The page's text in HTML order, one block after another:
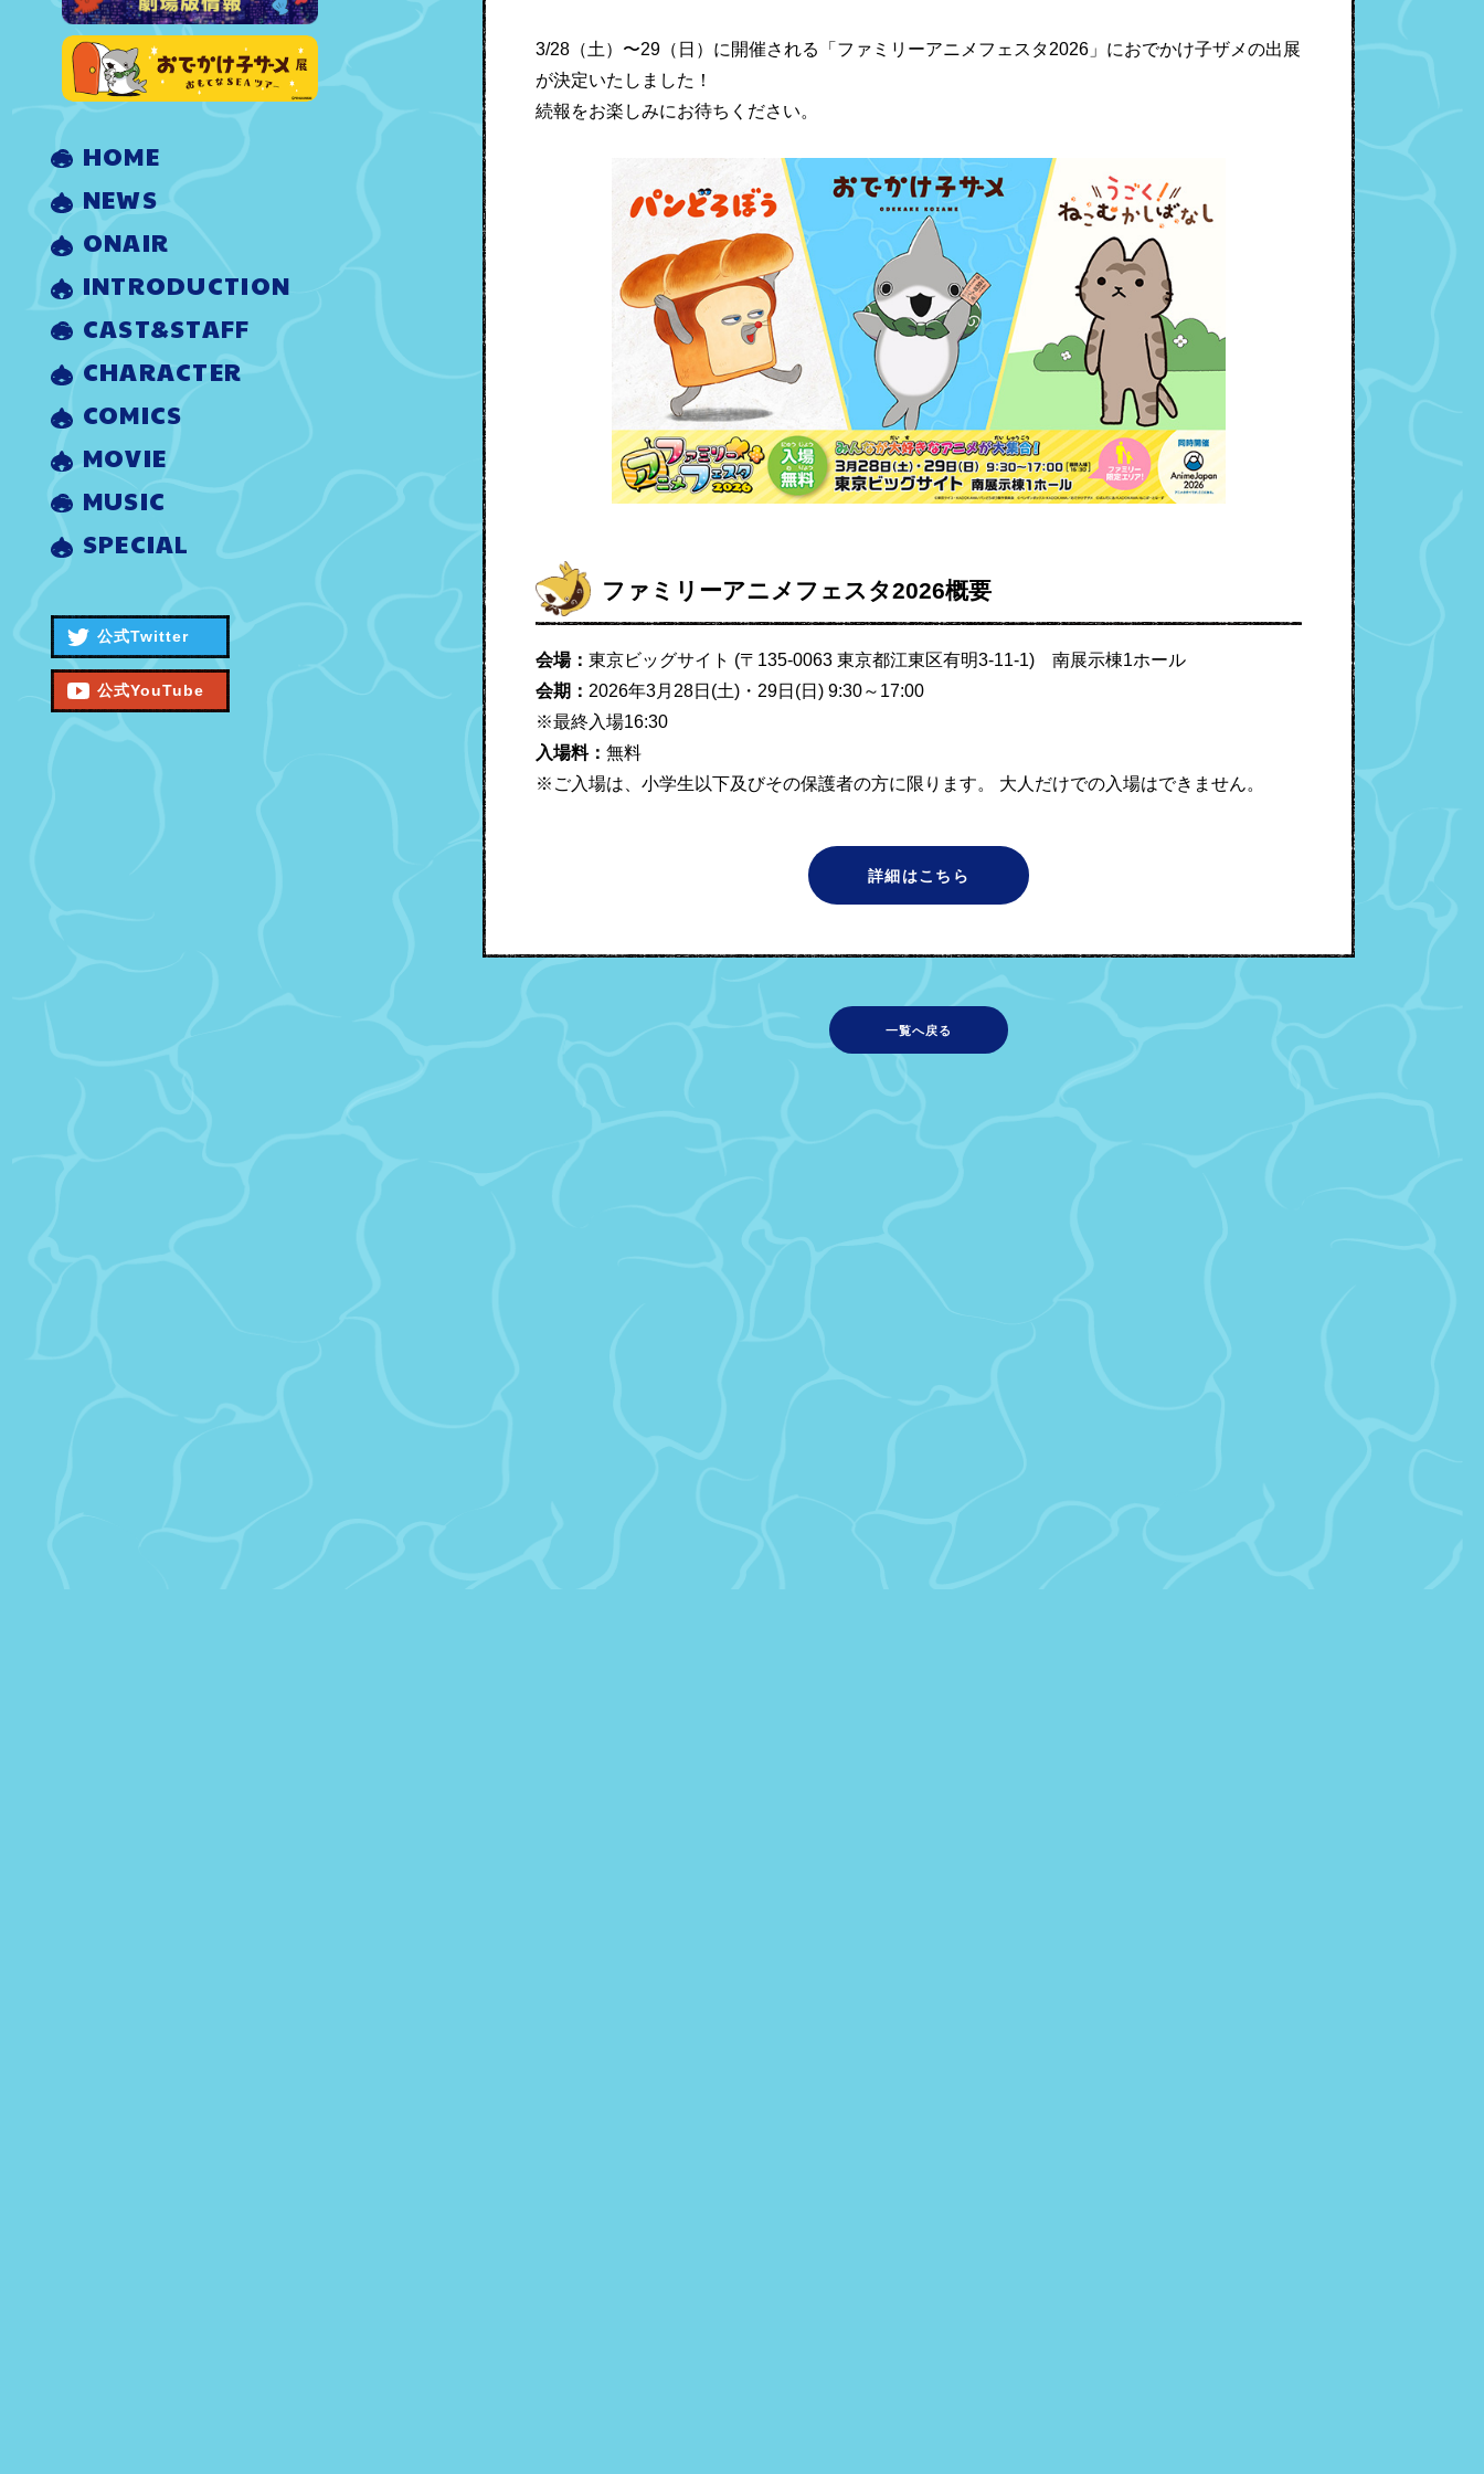
HOME
NEWS
ONAIR
INTRODUCTION
CAST&STAFF
CHARACTER
COMICS
MOVIE
MUSIC
SPECIAL
公式Twitter
公式YouTube
3/28（土）〜29（日）に開催される「ファミリーアニメフェスタ2026」におでかけ子ザメの出展
が決定いたしました！
続報をお楽しみにお待ちください。
ファミリーアニメフェスタ2026概要
会場： 東京ビッグサイト (〒135-0063 東京都江東区有明3-11-1) 南展示棟1ホール
会期： 2026年3月28日(土)・29日(日) 9:30～17:00
※最終入場16:30
入場料： 無料
※ご入場は、小学生以下及びその保護者の方に限ります。 大人だけでの入場はできません。
詳細はこちら
一覧へ戻る